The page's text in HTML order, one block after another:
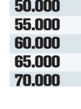
için Ayarlar
Metnimizi
6698 sayılı
hazırlanmış
ilgili mevzuata